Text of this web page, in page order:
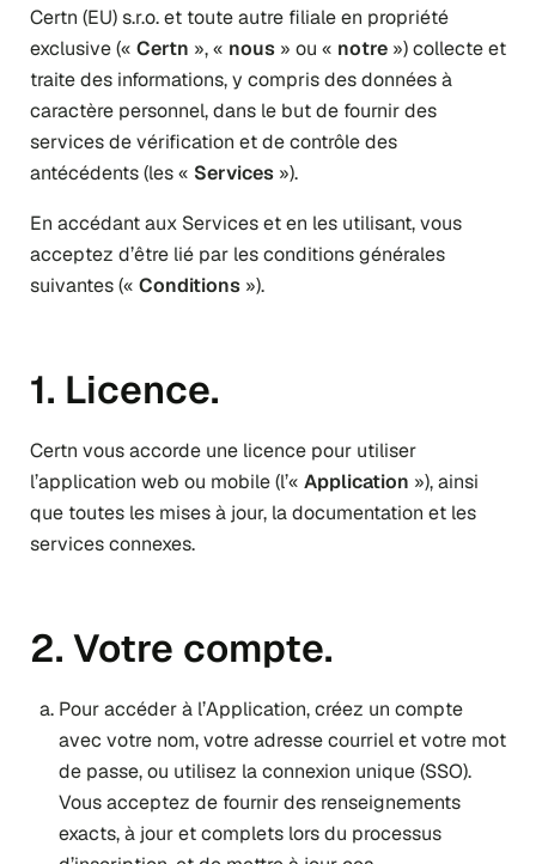
Certn (EU) s.r.o. et toute autre filiale en propriété
exclusive (« Certn », « nous » ou « notre ») collecte et
traite des informations, y compris des données à
caractère personnel, dans le but de fournir des
services de vérification et de contrôle des
antécédents (les « Services »).
En accédant aux Services et en les utilisant, vous
acceptez d’être lié par les conditions générales
suivantes (« Conditions »).
1. Licence.
Certn vous accorde une licence pour utiliser
l’application web ou mobile (l’« Application »), ainsi
que toutes les mises à jour, la documentation et les
services connexes.
2. Votre compte.
Pour accéder à l’Application, créez un compte
avec votre nom, votre adresse courriel et votre mot
de passe, ou utilisez la connexion unique (SSO).
Vous acceptez de fournir des renseignements
exacts, à jour et complets lors du processus